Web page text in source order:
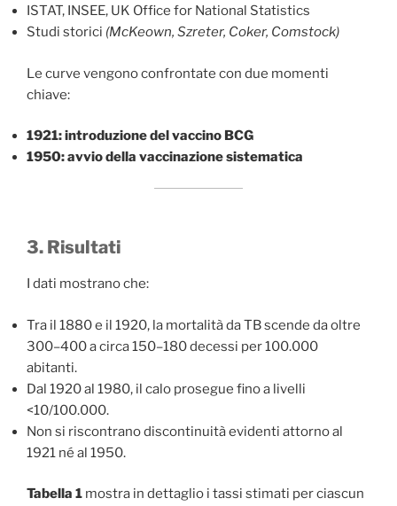
ISTAT, INSEE, UK Office for National Statistics
Studi storici (McKeown, Szreter, Coker, Comstock)
Le curve vengono confrontate con due momenti
chiave:
1921: introduzione del vaccino BCG
1950: avvio della vaccinazione sistematica
3. Risultati
I dati mostrano che:
Tra il 1880 e il 1920, la mortalità da TB scende da oltre
300–400 a circa 150–180 decessi per 100.000
abitanti.
Dal 1920 al 1980, il calo prosegue fino a livelli
<10/100.000.
Non si riscontrano discontinuità evidenti attorno al
1921 né al 1950.
Tabella 1 mostra in dettaglio i tassi stimati per ciascun